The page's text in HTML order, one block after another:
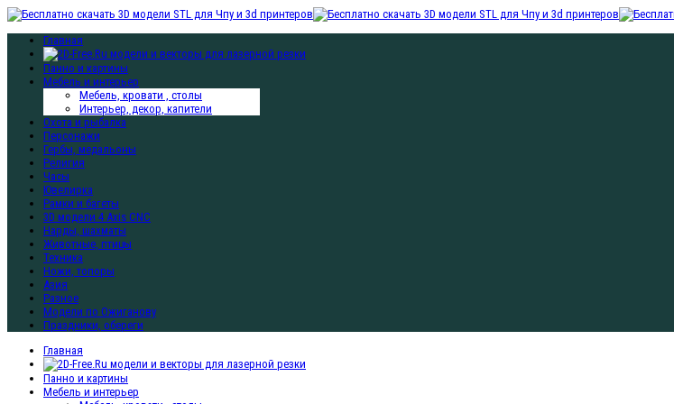
Главная
Панно и картины
Мебель и интерьер
Мебель, кровати , столы
Интерьер, декор, капители
Охота и рыбалка
Персонажи
Гербы, медальоны
Религия
Часы
Ювелирка
Рамки и багеты
3D модели 4 Axis CNC
Нарды, шахматы
Животные, птицы
Техника
Ножи, топоры
Азия
Разное
Модели по Ожиганову
Праздники, обереги
Главная
Панно и картины
Мебель и интерьер